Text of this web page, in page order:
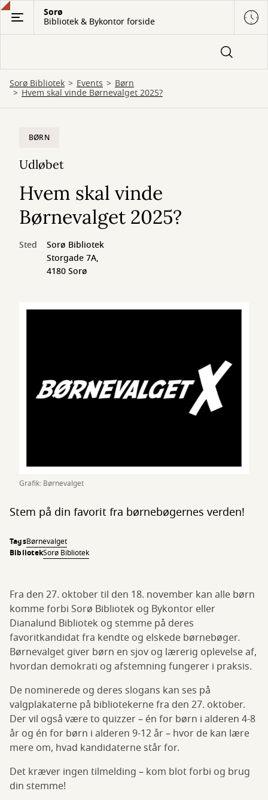
Gå
hovedindhold
Sorø
Bibliotek & Bykontor forside
Sorø Bibliotek Events Børn
Hvem skal vinde Børnevalget 2025?
Grafik: Børnevalget
BØRN
Udløbet
Hvem skal vinde
Børnevalget 2025?
Sted
Sorø Bibliotek
Storgade 7A,
4180 Sorø
Stem på din favorit fra børnebøgernes verden!
TagsBørnevalget
BibliotekSorø Bibliotek
Fra den 27. oktober til den 18. november kan alle børn
komme forbi Sorø Bibliotek og Bykontor eller
Dianalund Bibliotek og stemme på deres
favoritkandidat fra kendte og elskede børnebøger.
Børnevalget giver børn en sjov og lærerig oplevelse af,
hvordan demokrati og afstemning fungerer i praksis.
De nominerede og deres slogans kan ses på
valgplakaterne på bibliotekerne fra den 27. oktober.
Der vil også være to quizzer – én for børn i alderen 4-8
år og én for børn i alderen 9-12 år – hvor de kan lære
mere om, hvad kandidaterne står for.
Det kræver ingen tilmelding – kom blot forbi og brug
din stemme!